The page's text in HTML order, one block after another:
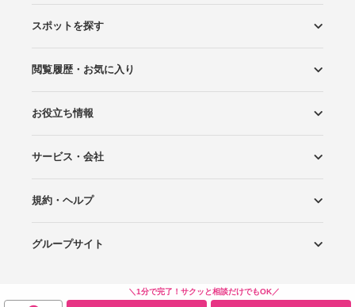
＼1分で完了！サクッと相談だけでもOK／
エリアから探す
こだわりから探す
NEW PHOTO STYLE
プランから探す
フォトタイプ診断
フォトグラファーから探す
国内リゾートから探す
スポットを探す
ロケーションから探す
スタジオから探す
閲覧履歴・お気に入り
閲覧スタジオ
お気に入り
お役立ち情報
Wedding Photo マガジン
はじめてガイド
サービス・会社
Photoraitとは
スタジオの掲載について
お問い合わせ
運営会社
サイトマップ
規約・ヘルプ
プライバシーポリシー
利用規約
ヘルプ
グループサイト
Wedding Park 海外